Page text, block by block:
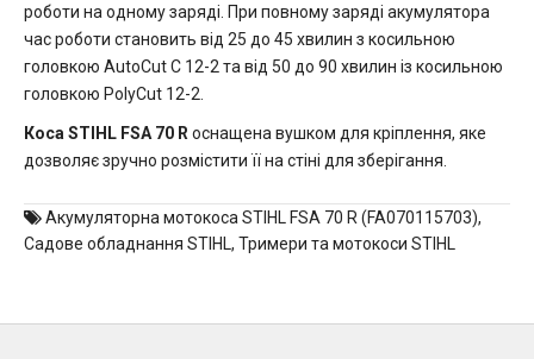
роботи на одному заряді. При повному заряді акумулятора
час роботи становить від 25 до 45 хвилин з косильною
головкою AutoCut C 12-2 та від 50 до 90 хвилин із косильною
головкою PolyCut 12-2.
Коса STIHL FSA 70 R оснащена вушком для кріплення, яке
дозволяє зручно розмістити її на стіні для зберігання.
Акумуляторна мотокоса STIHL FSA 70 R (FA070115703),
Садове обладнання STIHL, Тримери та мотокоси STIHL